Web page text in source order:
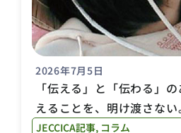
2026年7月5日
「伝える」と「伝わる」
えることを、明け渡さない
JECCICA記事, コラム